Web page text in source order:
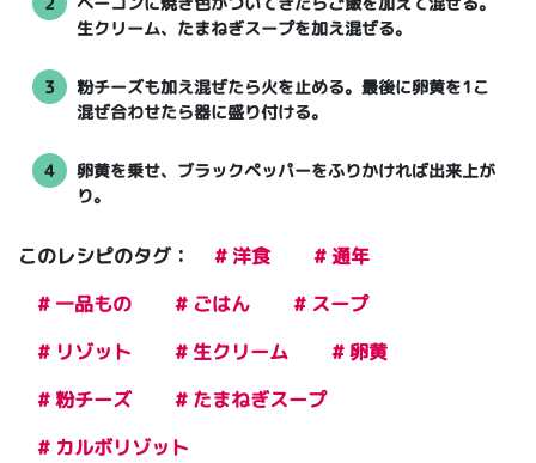
生クリーム、たまねぎスープを加え混ぜる。
3
粉チーズも加え混ぜたら火を止める。最後に卵黄を1こ
混ぜ合わせたら器に盛り付ける。
4
卵黄を乗せ、ブラックペッパーをふりかければ出来上が
り。
このレシピのタグ： # 洋食
# 通年
# 一品もの
# ごはん
# スープ
# リゾット
# 生クリーム
# 卵黄
# 粉チーズ
# たまねぎスープ
# カルボリゾット